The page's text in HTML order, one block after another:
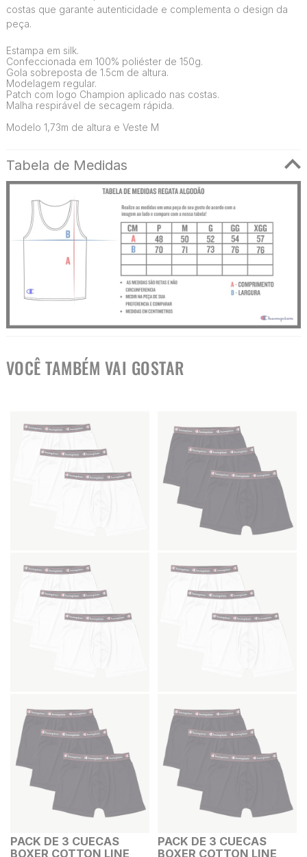
costas que garante autenticidade e complementa o design da
peça.
Estampa em silk.
Confeccionada em 100% poliéster de 150g.
Gola sobreposta de 1.5cm de altura.
Modelagem regular.
Patch com logo Champion aplicado nas costas.
Malha respirável de secagem rápida.
Modelo 1,73m de altura e Veste M
Tabela de Medidas
VOCÊ TAMBÉM VAI GOSTAR
PACK DE 3 CUECAS
BOXER COTTON LINE
PACK DE 3 CUECAS
BOXER COTTON LINE